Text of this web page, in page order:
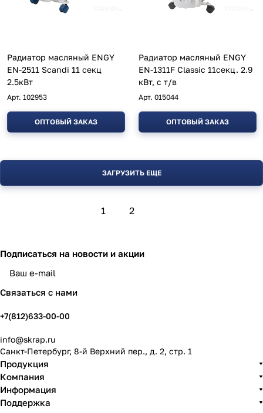
Радиатор масляный ENGY
EN-2511 Scandi 11 секц
2.5кВт
Арт. 102953
ОПТОВЫЙ ЗАКАЗ
Радиатор масляный ENGY
EN-1311F Classic 11секц. 2.9
кВт, с т/в
Арт. 015044
ОПТОВЫЙ ЗАКАЗ
ЗАГРУЗИТЬ ЕЩЕ
1 2
Подписаться на новости и акции
Связаться с нами
+7(812)633-00-00
info@skrap.ru
Санкт-Петербург, 8-й Верхний пер., д. 2, стр. 1
Продукция
Компания
Информация
Поддержка